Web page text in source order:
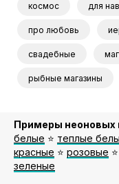
космос для
про любовь
свадебные
рыбные магазины
Примеры неоновых
белые ⭐️ теплые
красные ⭐️ розовые ⭐️
зеленые